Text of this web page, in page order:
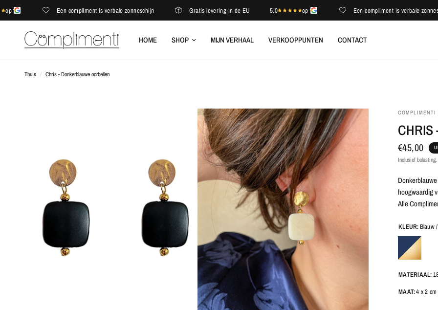
Een compliment is verbale zonneschijn Gratis levering in de EU op Een compliment is verbale zonneschijn
HOME SHOP MIJN VERHAAL VERKOOPPUNTEN CONTACT
Thuis / Chris - Donkerblauwe oorbellen
COMPLIMENTI
CHRIS
€45,00
Inclusief belasting.
hoogwaardig
Alle
KLEUR:Blauw
MATERIAAL:
MAAT:4 x 2 cm